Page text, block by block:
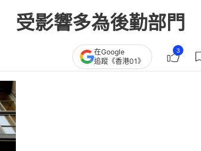
受影響多為後勤部門
在Google
追蹤《香港01》
3